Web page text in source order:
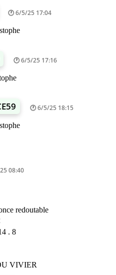
6/5/25 17:04
6/5/25 17:16
6/5/25 18:15
08:40
redoutable
. 8
VIVIER